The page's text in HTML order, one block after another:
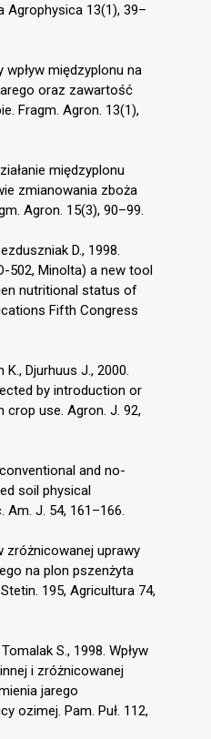
Agrophysica 13(1), 39–
wpływ międzyplonu na
oraz zawartość
Fragm. Agron. 13(1),
międzyplonu
zmianowania zboża
Agron. 15(3), 90–99.
D., 1998.
502, Minolta) a new tool
nutritional status of
Fifth Congress
K., Djurhuus J., 2000.
by introduction or
use. Agron. J. 92,
and no-
soil physical
Am. J. 54, 161–166.
zróżnicowanej uprawy
na plon pszenżyta
195, Agricultura 74,
S., 1998. Wpływ
i zróżnicowanej
jarego
ozimej. Pam. Puł. 112,